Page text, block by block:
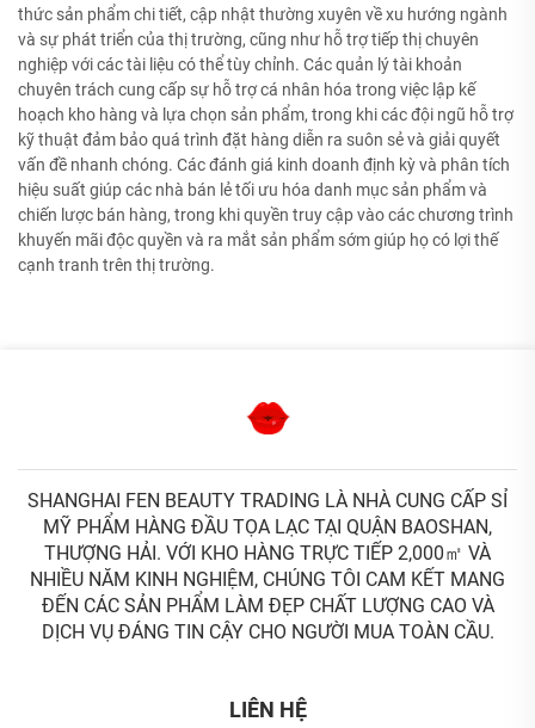
thức sản phẩm chi tiết, cập nhật thường xuyên về xu hướng ngành
và sự phát triển của thị trường, cũng như hỗ trợ tiếp thị chuyên
nghiệp với các tài liệu có thể tùy chỉnh. Các quản lý tài khoản
chuyên trách cung cấp sự hỗ trợ cá nhân hóa trong việc lập kế
hoạch kho hàng và lựa chọn sản phẩm, trong khi các đội ngũ hỗ trợ
kỹ thuật đảm bảo quá trình đặt hàng diễn ra suôn sẻ và giải quyết
vấn đề nhanh chóng. Các đánh giá kinh doanh định kỳ và phân tích
hiệu suất giúp các nhà bán lẻ tối ưu hóa danh mục sản phẩm và
chiến lược bán hàng, trong khi quyền truy cập vào các chương trình
khuyến mãi độc quyền và ra mắt sản phẩm sớm giúp họ có lợi thế
cạnh tranh trên thị trường.
SHANGHAI FEN BEAUTY TRADING LÀ NHÀ CUNG CẤP SỈ
MỸ PHẨM HÀNG ĐẦU TỌA LẠC TẠI QUẬN BAOSHAN,
THƯỢNG HẢI. VỚI KHO HÀNG TRỰC TIẾP 2,000㎡ VÀ
NHIỀU NĂM KINH NGHIỆM, CHÚNG TÔI CAM KẾT MANG
ĐẾN CÁC SẢN PHẨM LÀM ĐẸP CHẤT LƯỢNG CAO VÀ
DỊCH VỤ ĐÁNG TIN CẬY CHO NGƯỜI MUA TOÀN CẦU.
LIÊN HỆ